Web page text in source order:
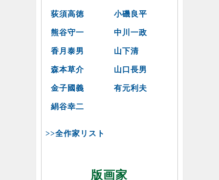
荻須高徳 小磯良平
熊谷守一 中川一政
香月泰男 山下清
森本草介 山口長男
金子國義 有元利夫
絹谷幸二
>>全作家リスト
版画家